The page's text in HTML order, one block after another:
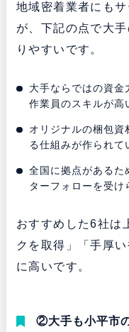
地域密着業者にも
が、下記の点で大
りやすいです。
大手ならではの資金
作業員のスキルが高
オリジナルの梱包資
る仕組みが作られて
全国に拠点があるた
ターフォローを受け
おすすめした6社は
クを取得」「手厚
に高いです。
②大手も小平市